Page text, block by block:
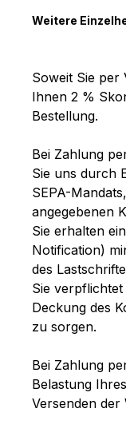
Weitere
Soweit Sie per
Ihnen 2 %
Bestellung.
Bei Zahlung
Sie uns durch
SEPA-
angegebenen
Sie erhalten
Notification)
des
Sie
Deckung des
zu sorgen.
Bei Zahlung
Belastung
Versenden der